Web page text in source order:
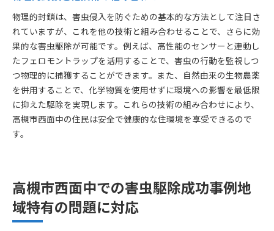
物理的封鎖は、害虫侵入を防ぐための基本的な方法として注目さ
れていますが、これを他の技術と組み合わせることで、さらに効
果的な害虫駆除が可能です。例えば、高性能のセンサーと連動し
たフェロモントラップを活用することで、害虫の行動を監視しつ
つ物理的に捕獲することができます。また、自然由来の生物農薬
を併用することで、化学物質を使用せずに環境への影響を最低限
に抑えた駆除を実現します。これらの技術の組み合わせにより、
高槻市西面中の住民は安全で健康的な住環境を享受できるので
す。
高槻市西面中での害虫駆除成功事例地
域特有の問題に対応